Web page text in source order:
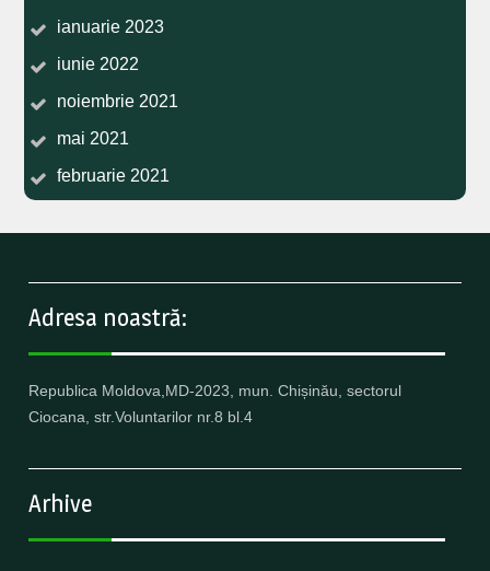
ianuarie 2023
iunie 2022
noiembrie 2021
mai 2021
februarie 2021
Adresa noastră:
Republica Moldova,MD-2023, mun. Chișinău, sectorul
Ciocana, str.Voluntarilor nr.8 bl.4
Arhive